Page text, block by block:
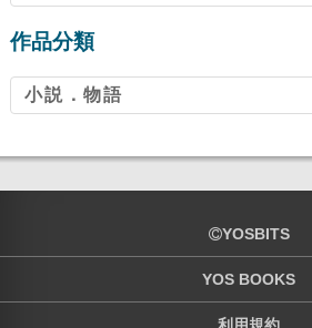
作品分類
小説．物語
YOSBITS
YOS BOOKS